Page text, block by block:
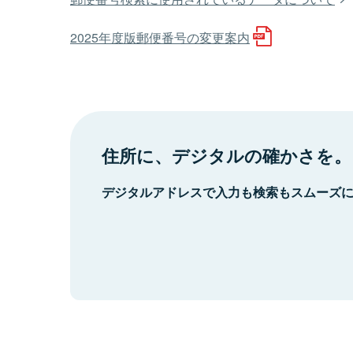
2025年度版郵便番号の変更案内
住所に、デジタルの確かさを。
デジタルアドレスで入力も検索もスムーズ